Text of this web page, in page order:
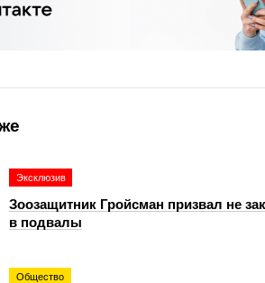
Эксклюзив
Зоозащитник Гройсман призвал не
в подвалы
Общество